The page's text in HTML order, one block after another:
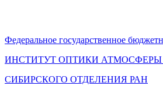
Федеральное государственное
ИНСТИТУТ ОПТИКИ АТМОСФЕРЫ
СИБИРСКОГО ОТДЕЛЕНИЯ РАН